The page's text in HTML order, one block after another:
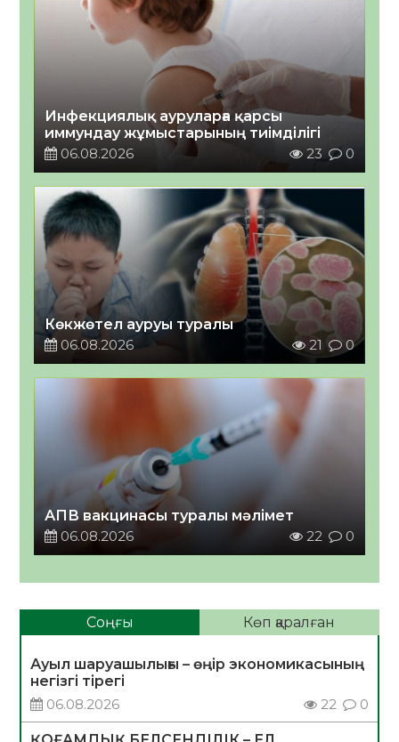
Инфекциялық ауруларға қарсы
иммундау жұмыстарының тиімділігі
06.08.2026
23 0
Көкжөтел ауруы туралы
06.08.2026
21 0
АПВ вакцинасы туралы мәлімет
06.08.2026
22 0
Соңғы Көп қаралған
Ауыл шаруашылығы – өңір экономикасының
негізгі тірегі
06.08.2026
22 0